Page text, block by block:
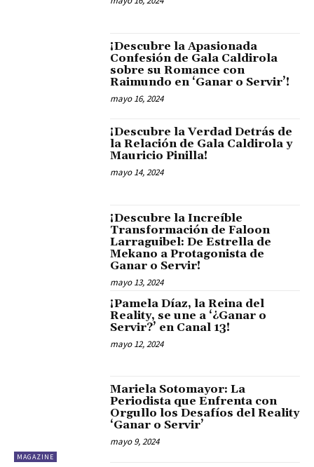
¡Descubre la Apasionada
Confesión de Gala Caldirola
sobre su Romance con
Raimundo en ‘Ganar o Servir’!
mayo 16, 2024
¡Descubre la Verdad Detrás de
la Relación de Gala Caldirola y
Mauricio Pinilla!
mayo 14, 2024
¡Descubre la Increíble
Transformación de Faloon
Larraguibel: De Estrella de
Mekano a Protagonista de
Ganar o Servir!
mayo 13, 2024
¡Pamela Díaz, la Reina del
Reality, se une a ‘¿Ganar o
Servir?’ en Canal 13!
mayo 12, 2024
MAGAZINE
Mariela Sotomayor: La
Periodista que Enfrenta con
Orgullo los Desafíos del Reality
‘Ganar o Servir’
mayo 9, 2024